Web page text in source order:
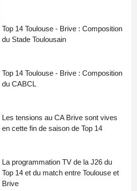
Top 14 Toulouse - Brive : Composition
du Stade Toulousain
Top 14 Toulouse - Brive : Composition
du CABCL
Les tensions au CA Brive sont vives
en cette fin de saison de Top 14
La programmation TV de la J26 du
Top 14 et du match entre Toulouse et
Brive